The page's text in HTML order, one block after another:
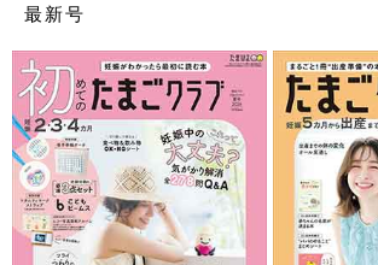
最新号